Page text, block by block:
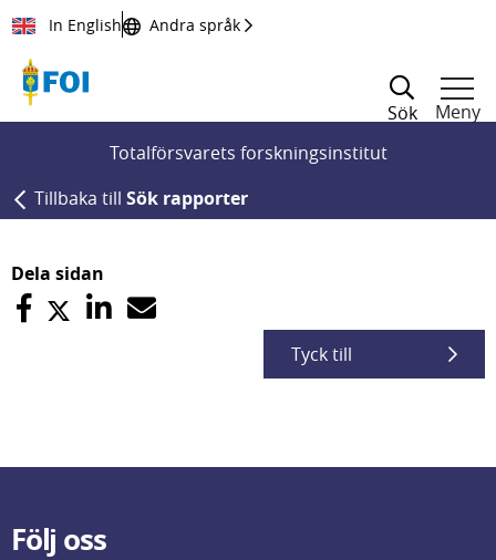
Till innehållet
In English Andra språk
Sök
Meny
Totalförsvarets forskningsinstitut
Tillbaka till Sök rapporter
Dela sidan
Tyck till
Följ oss